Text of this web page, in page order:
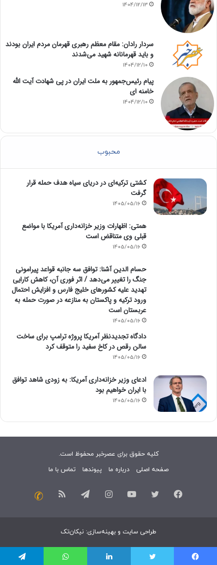
1404/12/13
سردار رادان: مقام معظم رهبری قهرمان مردم ایران بودند
و باید قهرمانانه شهید می‌شدند
1404/12/10
پیام رئیس‌جمهور به ملت ایران در پی شهادت آیت الله
خامنه ای
1404/12/10
محبوب
کشتی ترکیه‌ای در دریای سیاه هدف حمله قرار
گرفت
1405/05/16
همتی: اظهارات وزیر خزانه‌داری آمریکا با مواضع
قبلی وی متناقض است
1405/05/16
حسام الدین آشنا: توافق سه جانبه قواعد پیرامونی
جنگ را تغییر می‌دهد / اثر فوری آن، کاهش کارایی
تهدید علیه کشور‌های خلیج فارس و افزایش احتمال
ورود ترکیه و پاکستان به منازعه در صورت حمله به
عربستان است
1405/05/16
دادگاه تجدیدنظر آمریکا پروژه ترامپ برای ساخت
سالن رقص در کاخ سفید را متوقف کرد
1405/05/16
ادعای وزیر خزانه‌داری آمریکا: به زودی شاهد توافق
با ایران خواهیم بود
1405/05/16
کلیه حقوق برای عصرخبر محفوظ است.
صفحه اصلی
درباره ما پیوندها تماس با ما
فیسبوک توییتر یوتیوب اینستاگرامتلگرام خوراک
طراحی سایت و بهینه‌سازی: نیکان‌تک